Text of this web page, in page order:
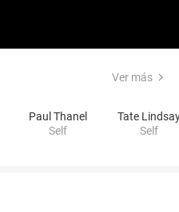
Ver más
Paul Thanel
Self
Tate
Self